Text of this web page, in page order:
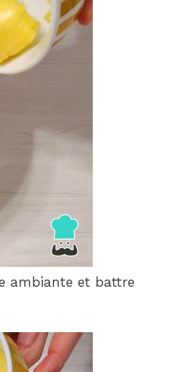
ambiante et battre